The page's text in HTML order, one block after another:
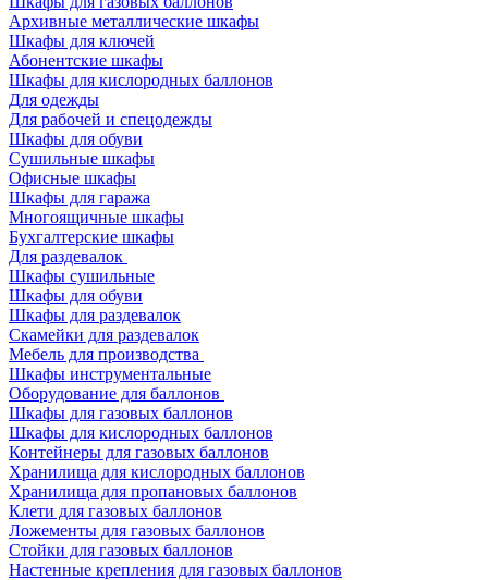
Архивные металлические шкафы
Шкафы для ключей
Абонентские шкафы
Шкафы для кислородных баллонов
Для одежды
Для рабочей и спецодежды
Шкафы для обуви
Сушильные шкафы
Офисные шкафы
Шкафы для гаража
Многоящичные шкафы
Бухгалтерские шкафы
Для раздевалок
Шкафы сушильные
Шкафы для обуви
Шкафы для раздевалок
Скамейки для раздевалок
Мебель для производства
Шкафы инструментальные
Оборудование для баллонов
Шкафы для газовых баллонов
Шкафы для кислородных баллонов
Контейнеры для газовых баллонов
Хранилища для кислородных баллонов
Хранилища для пропановых баллонов
Клети для газовых баллонов
Ложементы для газовых баллонов
Стойки для газовых баллонов
Настенные крепления для газовых баллонов